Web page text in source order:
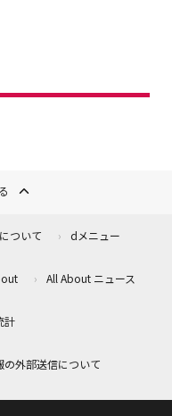
ついて dメニュー
All About ニュース
計
外部送信について